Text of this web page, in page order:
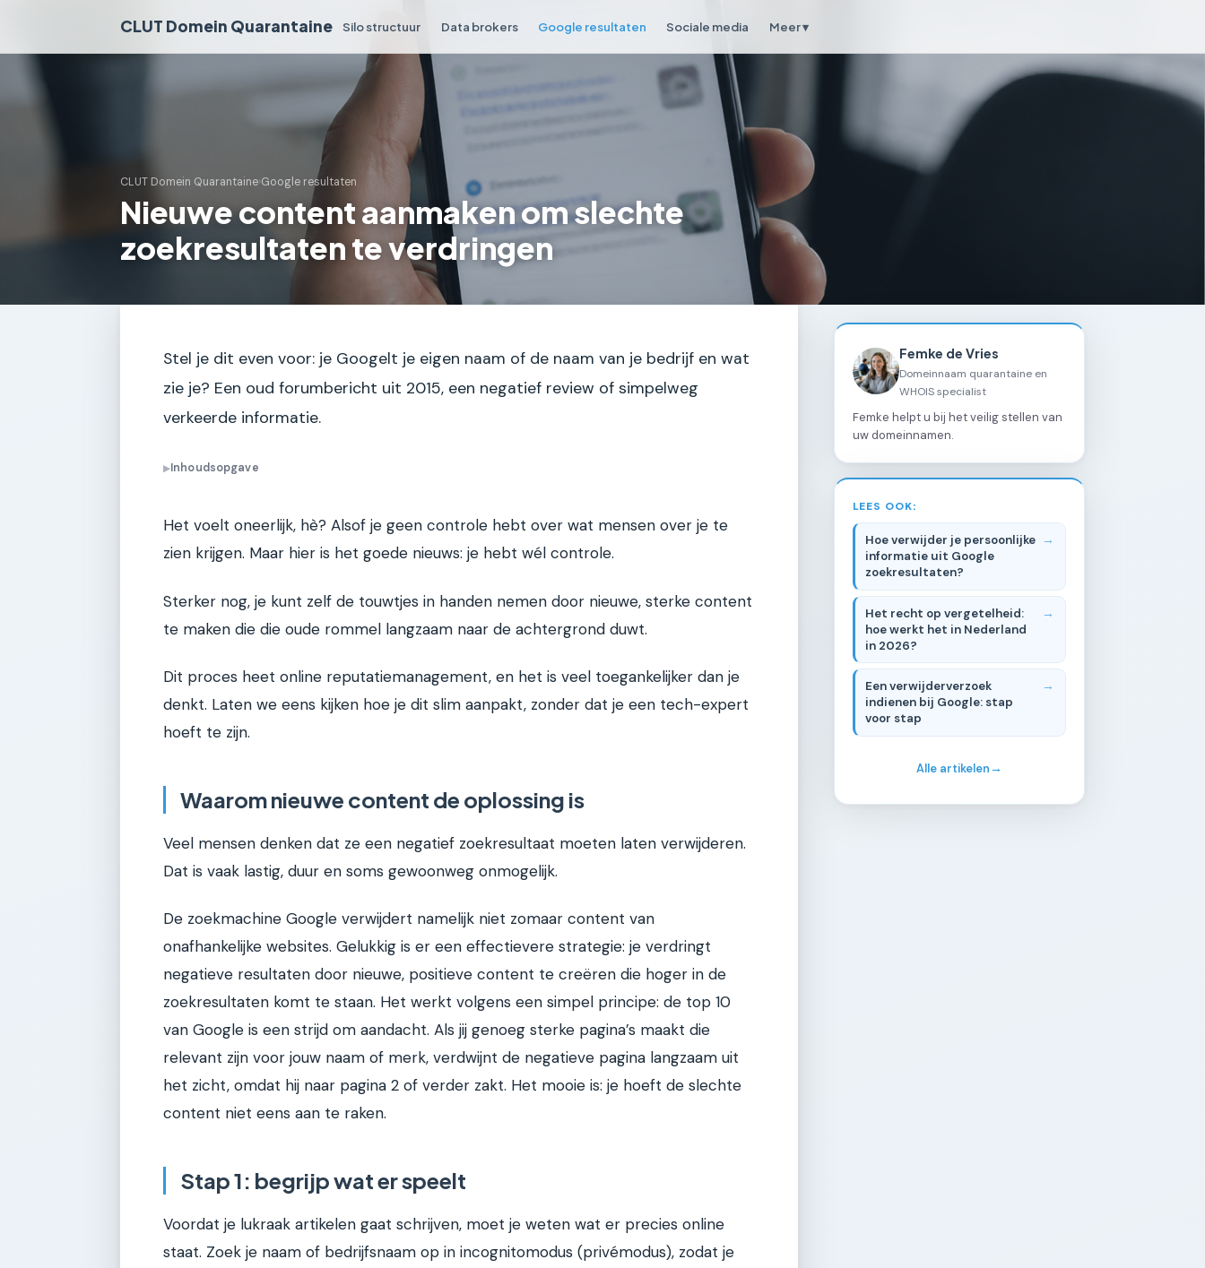
CLUT Domein Quarantaine Silo structuur Data brokers Google resultaten Sociale media Meer ▾
CLUT Domein Quarantaine›Google resultaten
Nieuwe content aanmaken om slechte
zoekresultaten te verdringen
Stel je dit even voor: je Googelt je eigen naam of de naam van je bedrijf en wat
zie je? Een oud forumbericht uit 2015, een negatief review of simpelweg
verkeerde informatie.
▶Inhoudsopgave
Het voelt oneerlijk, hè? Alsof je geen controle hebt over wat mensen over je te
zien krijgen. Maar hier is het goede nieuws: je hebt wél controle.
Sterker nog, je kunt zelf de touwtjes in handen nemen door nieuwe, sterke content
te maken die die oude rommel langzaam naar de achtergrond duwt.
Dit proces heet online reputatiemanagement, en het is veel toegankelijker dan je
denkt. Laten we eens kijken hoe je dit slim aanpakt, zonder dat je een tech-expert
hoeft te zijn.
Waarom nieuwe content de oplossing is
Veel mensen denken dat ze een negatief zoekresultaat moeten laten verwijderen.
Dat is vaak lastig, duur en soms gewoonweg onmogelijk.
De zoekmachine Google verwijdert namelijk niet zomaar content van
onafhankelijke websites. Gelukkig is er een effectievere strategie: je verdringt
negatieve resultaten door nieuwe, positieve content te creëren die hoger in de
zoekresultaten komt te staan. Het werkt volgens een simpel principe: de top 10
van Google is een strijd om aandacht. Als jij genoeg sterke pagina’s maakt die
relevant zijn voor jouw naam of merk, verdwijnt de negatieve pagina langzaam uit
het zicht, omdat hij naar pagina 2 of verder zakt. Het mooie is: je hoeft de slechte
content niet eens aan te raken.
Stap 1: begrijp wat er speelt
Voordat je lukraak artikelen gaat schrijven, moet je weten wat er precies online
staat. Zoek je naam of bedrijfsnaam op in incognitomodus (privémodus), zodat je
Femke de Vries
Domeinnaam quarantaine en
WHOIS specialist
Femke helpt u bij het veilig stellen van
uw domeinnamen.
LEES OOK:
Hoe verwijder je persoonlijke
informatie uit Google
zoekresultaten?
Het recht op vergetelheid:
hoe werkt het in Nederland
in 2026?
Een verwijderverzoek
indienen bij Google: stap
voor stap
Alle artikelen